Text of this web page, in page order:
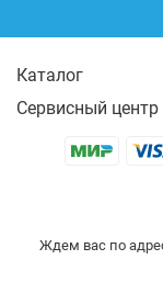
Каталог
Сервисный центр
Ждем вас по